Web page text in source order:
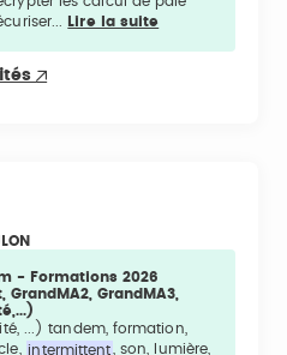
Lire la suite
- Formations 2026
GrandMA2, GrandMA3,
...) tandem, formation,
intermittent , son, lumière,